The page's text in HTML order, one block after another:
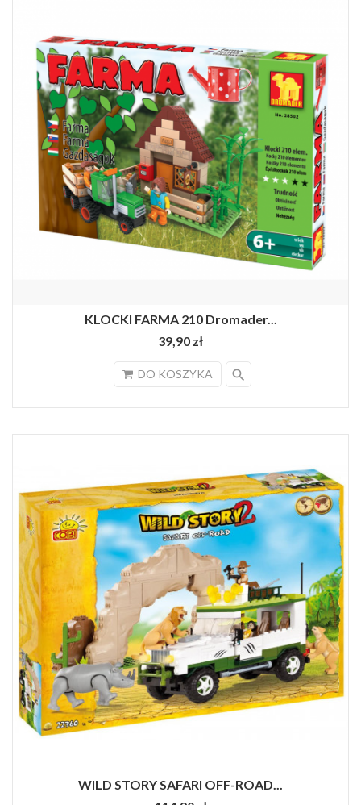
KLOCKI FARMA 210 Dromader...
39,90 zł
DO KOSZYKA search
WILD STORY SAFARI OFF-ROAD...